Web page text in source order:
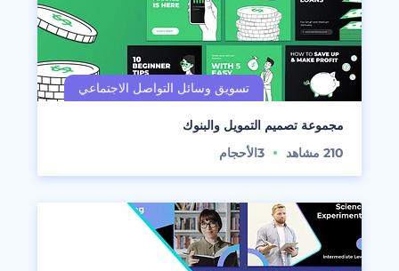
مجموعة تصميم التمويل والبنوك
210 مشاهد 3الأحجام